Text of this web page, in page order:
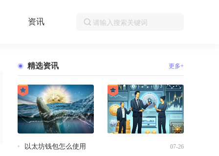
资讯
精选资讯 更多+
以太坊钱包怎么使用 07-26